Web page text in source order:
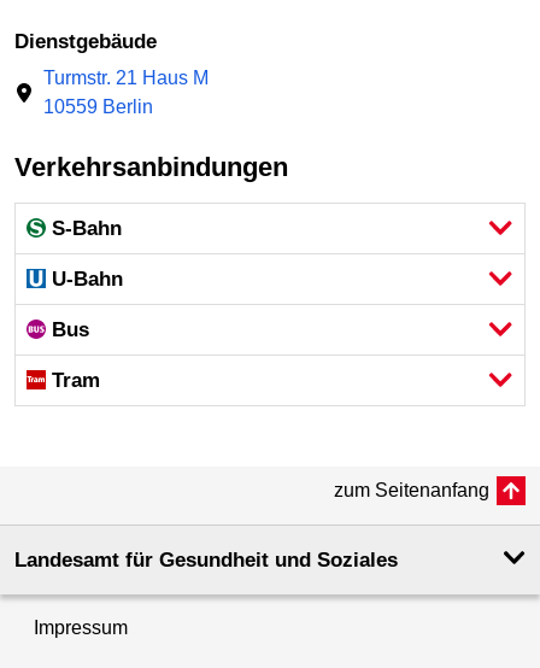
Dienstgebäude
Turmstr. 21 Haus M
10559 Berlin
Verkehrsanbindungen
S-Bahn
U-Bahn
Bus
Tram
zum Seitenanfang
Landesamt für Gesundheit und Soziales
Impressum